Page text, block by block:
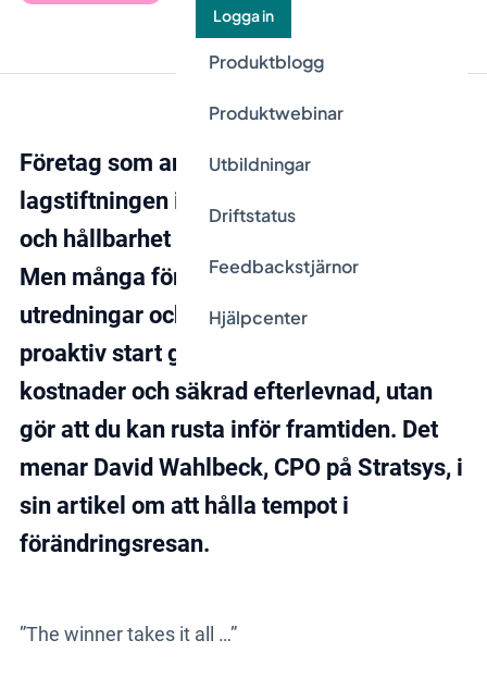
Logga in
Produktblogg
Produktwebinar
Utbildningar
Driftstatus
Feedbackstjärnor
Hjälpcenter
Företag som anammar den nya EU-
lagstiftningen inom informationssäkerhet
och hållbarhet kan få ett rejält försprång.
Men många företag fastnar i komplexa
utredningar och försenade projekt. En
proaktiv start ger inte bara lägre
kostnader och säkrad efterlevnad, utan
gör att du kan rusta inför framtiden. Det
menar David Wahlbeck, CPO på Stratsys, i
sin artikel om att hålla tempot i
förändringsresan.
”The winner takes it all …”